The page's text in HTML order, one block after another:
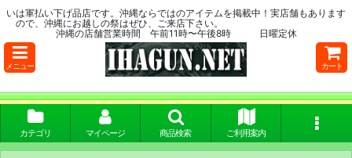
いは軍払い下げ品店です。沖縄ならではのアイテムを掲載中！実店舗もあります
ので、沖縄にお越しの祭はぜひ、ご来店下さい。
沖縄の店舗営業時間 午前11時〜午後8時 日曜定休
メニュー カート
カテゴリ マイページ 商品検索 ご利用案内